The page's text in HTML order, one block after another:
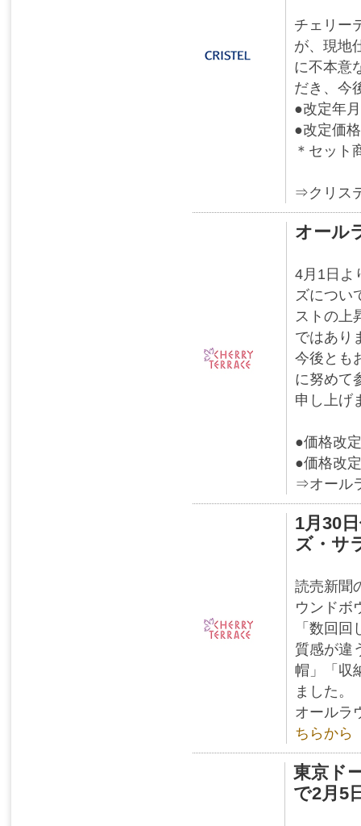
チェリー
が、現地
に不本意
だき、今
●改定年
●改定価
＊セット
⇒クリス
オール
4月1日よ
ズについ
ストの上
ではあり
今後とも
に努めて
申し上げ
●価格改
●価格改
⇒オール
1月30
ズ・サ
読売新聞
ウンドボ
「数回
質感が違
帽」「収
ました。
オールラ
ちらから
東京ド
で2月5